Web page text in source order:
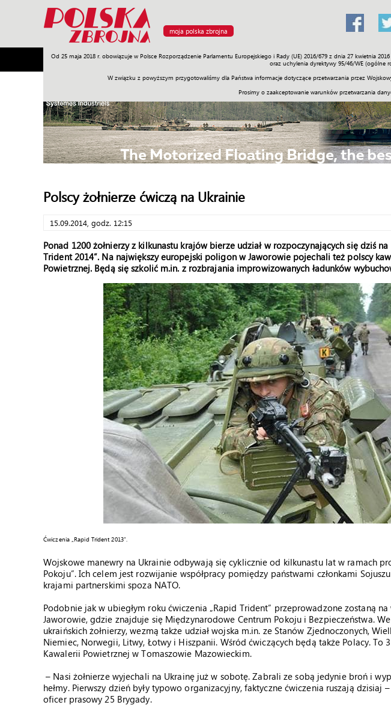
moja polska zbrojna
Od 25 maja 2018 r. obowiązuje w Polsce Rozporządzenie Parlamentu Europejskiego i Rady (UE) 2016/679 z dnia 27 kwietnia
oraz uchylenia dyrektywy 95/46/WE (ogólne
W związku z powyższym przygotowaliśmy dla Państwa informacje dotyczące przetwarzania przez
Prosimy o zaakceptowanie warunków przetwarzania
Armia Poligon Sprzęt Misje Polityka Prawo Świat Społeczność Sport
Polscy żołnierze ćwiczą na Ukrainie
15.09.2014, godz. 12:15
Ponad 1200 żołnierzy z kilkunastu krajów bierze udział w rozpoczynających się dziś
Trident 2014”. Na największy europejski poligon w Jaworowie pojechali też polscy
Powietrznej. Będą się szkolić m.in. z rozbrajania improwizowanych ładunków
Ćwiczenia „Rapid Trident 2013”.
Wojskowe manewry na Ukrainie odbywają się cyklicznie od kilkunastu lat w ramach
Pokoju”. Ich celem jest rozwijanie współpracy pomiędzy państwami członkami
krajami partnerskimi spoza NATO.
Podobnie jak w ubiegłym roku ćwiczenia „Rapid Trident” przeprowadzone zostaną
Jaworowie, gdzie znajduje się Międzynarodowe Centrum Pokoju i Bezpieczeństwa.
ukraińskich żołnierzy, wezmą także udział wojska m.in. ze Stanów Zjednoczonych,
Niemiec, Norwegii, Litwy, Łotwy i Hiszpanii. Wśród ćwiczących będą także Polacy. To
Kawalerii Powietrznej w Tomaszowie Mazowieckim.
– Nasi żołnierze wyjechali na Ukrainę już w sobotę. Zabrali ze sobą jedynie broń i
hełmy. Pierwszy dzień były typowo organizacyjny, faktyczne ćwiczenia ruszają dzisiaj
oficer prasowy 25 Brygady.